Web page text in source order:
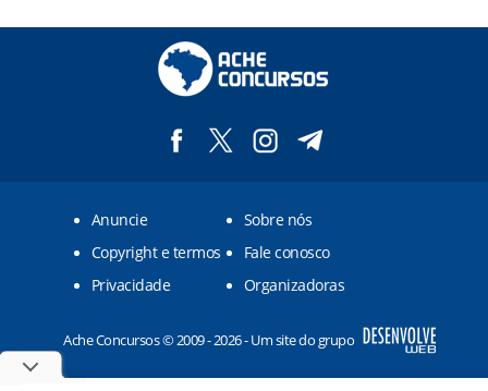
Anuncie
Sobre nós
Copyright e termos
Fale conosco
Privacidade
Organizadoras
Ache Concursos © 2009 - 2026 - Um site do grupo